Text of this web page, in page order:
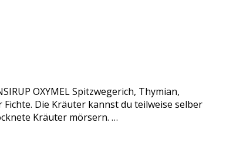
OXYMEL Spitzwegerich, Thymian,
Die Kräuter kannst du teilweise selber
Kräuter mörsern. …